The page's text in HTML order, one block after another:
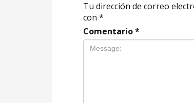
Tu dirección de correo
con *
Comentario*